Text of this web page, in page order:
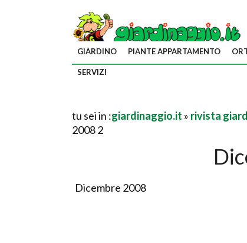
GIARDINO PIANTE APPARTAMENTO
SERVIZI
tu sei in :giardinaggio.it » rivista
2008 2
Dicembre 2008